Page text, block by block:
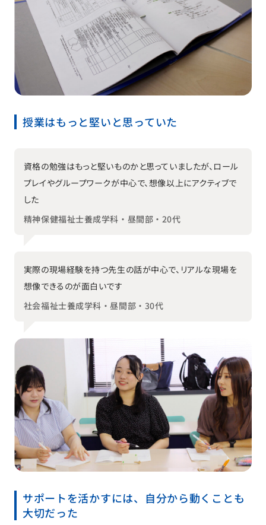
授業はもっと堅いと思っていた
資格の勉強はもっと堅いものかと思っていましたが、ロール
プレイやグループワークが中心で、想像以上にアクティブで
した
精神保健福祉士養成学科・昼間部・20代
実際の現場経験を持つ先生の話が中心で、リアルな現場を
想像できるのが面白いです
社会福祉士養成学科・昼間部・30代
サポートを活かすには、自分から動くことも
大切だった